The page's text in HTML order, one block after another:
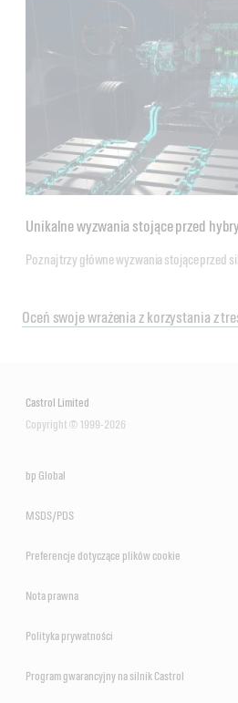
Unikalne wyzwania stojące przed
Poznaj trzy główne wyzwania stojące przed
Oceń swoje wrażenia z korzystania z
Castrol Limited
Copyright © 1999-2026
bp Global
MSDS/PDS
Preferencje dotyczące plików cookie
Nota prawna
Polityka prywatności
Program gwarancyjny na silnik Castrol